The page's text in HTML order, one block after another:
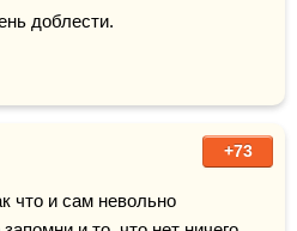
доблести.
+73
что и сам невольно